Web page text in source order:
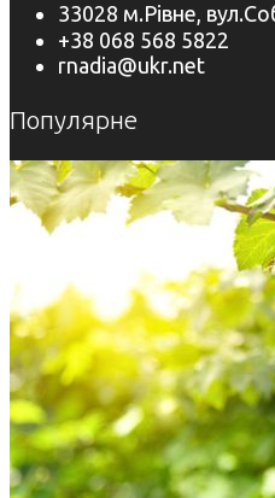
33028 м.Рівне,
+38 068 568 5822
rnadia@ukr.net
Популярне